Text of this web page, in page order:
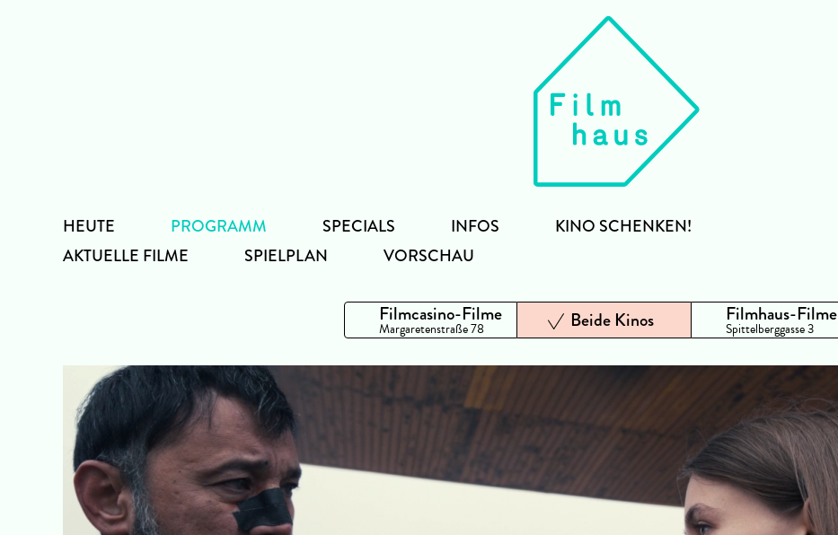
HEUTE
PROGRAMM
AKTUELLE FILME
SPIELPLAN VORSCHAU
SPECIALS INFOS KINO SCHENKEN!
Filmcasino-Filme
Margaretenstraße 78 Beide Kinos Filmhaus-Filme
Spittelberggasse 3